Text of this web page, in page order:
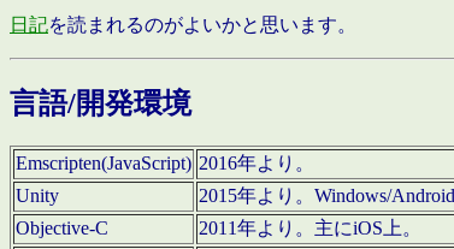
日記を読まれるのがよいかと思います。
言語/開発環境
Emscripten(JavaScript) 2016年より。
Unity
2015年より。Windows/
Objective-C
2011年より。主にiOS上。